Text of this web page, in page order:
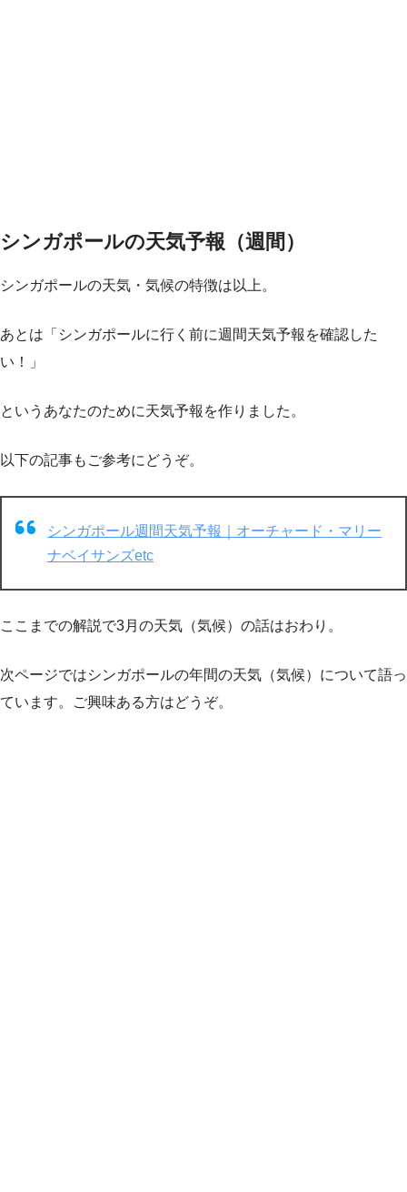
シンガポールの天気予報（週間）
シンガポールの天気・気候の特徴は以上。
あとは「シンガポールに行く前に週間天気予報を確認した
い！」
というあなたのために天気予報を作りました。
以下の記事もご参考にどうぞ。
シンガポール週間天気予報｜オーチャード・マリー
ナベイサンズetc
ここまでの解説で3月の天気（気候）の話はおわり。
次ページではシンガポールの年間の天気（気候）について語っ
ています。ご興味ある方はどうぞ。